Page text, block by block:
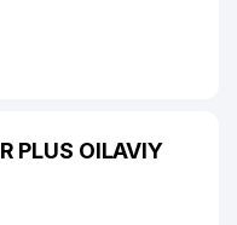
PLUS OILAVIY